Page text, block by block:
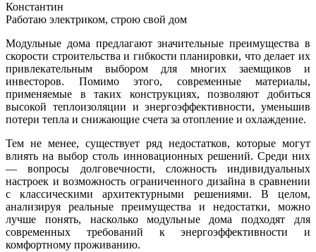
Константин
Работаю электриком, строю свой дом
Модульные дома предлагают значительные преимущества в
скорости строительства и гибкости планировки, что делает их
привлекательным выбором для многих заемщиков и
инвесторов. Помимо этого, современные материалы,
применяемые в таких конструкциях, позволяют добиться
высокой теплоизоляции и энергоэффективности, уменьшив
потери тепла и снижающие счета за отопление и охлаждение.
Тем не менее, существует ряд недостатков, которые могут
влиять на выбор столь инновационных решений. Среди них
— вопросы долговечности, сложность индивидуальных
настроек и возможность ограниченного дизайна в сравнении
с классическими архитектурными решениями. В целом,
анализируя реальные преимущества и недостатки, можно
лучше понять, насколько модульные дома подходят для
современных требований к энергоэффективности и
комфортному проживанию.